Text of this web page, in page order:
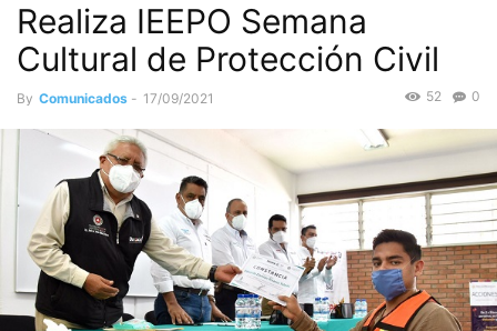
Realiza IEEPO Semana
Cultural de Protección Civil
By Comunicados - 17/09/2021 0
52